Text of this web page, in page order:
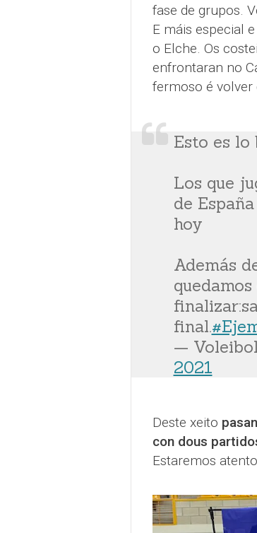
fase de grupos.
E máis especial
o Elche. Os
enfrontaran no
fermoso é volver
Esto es
Los que
de
hoy
Además
final.
—
2021
Deste xeito
con dous
Estaremos